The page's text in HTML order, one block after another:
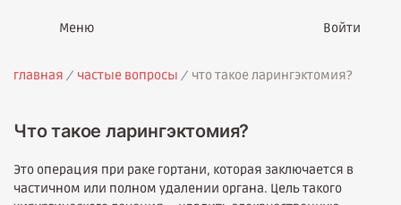
Войти
главная частые вопросы что такое ларингэктомия?
Что такое ларингэктомия?
Это операция при раке гортани, которая заключается в
частичном или полном удалении органа. Цель такого